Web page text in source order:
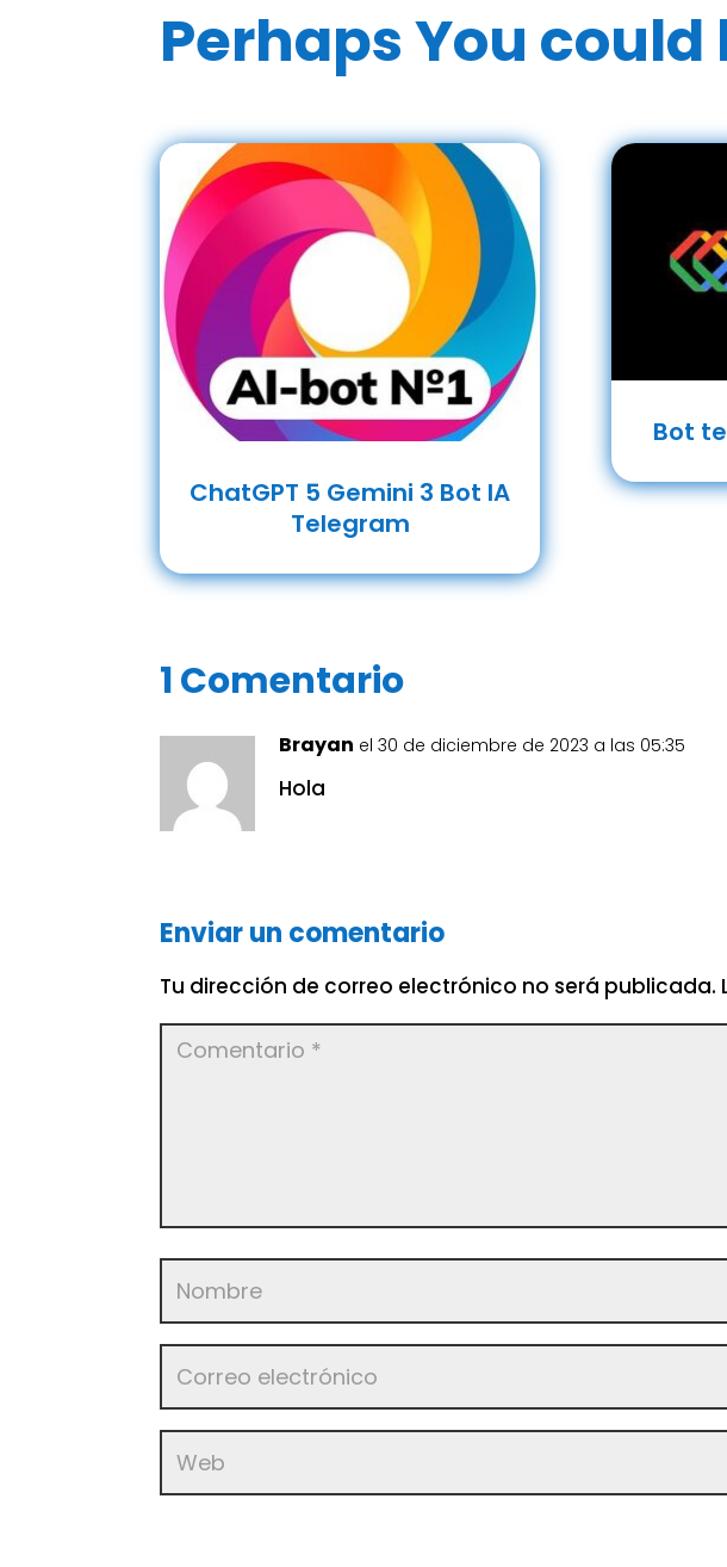
Perhaps You could
ChatGPT 5 Gemini 3 Bot IA
Telegram
Bot
1 Comentario
Brayan el 30 de diciembre de 2023 a las 05:35
Hola
Enviar un comentario
Tu dirección de correo electrónico no será publicada.